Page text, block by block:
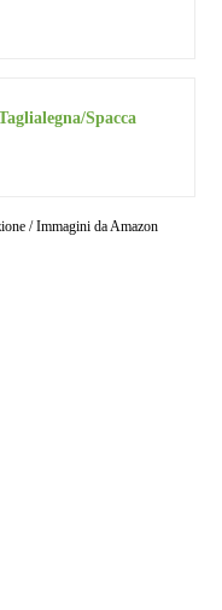
Spacca
/ Immagini da Amazon